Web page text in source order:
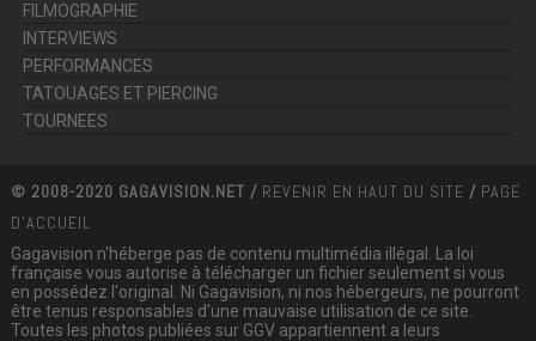
FILMOGRAPHIE
INTERVIEWS
PERFORMANCES
TATOUAGES ET PIERCING
TOURNEES
© 2008-2020 GAGAVISION.NET / REVENIR EN HAUT DU SITE / PAGE
D'ACCUEIL
Gagavision n'héberge pas de contenu multimédia illégal. La loi
française vous autorise à télécharger un fichier seulement si vous
en possédez l'original. Ni Gagavision, ni nos hébergeurs, ne pourront
être tenus responsables d'une mauvaise utilisation de ce site.
Toutes les photos publiées sur GGV appartiennent a leurs